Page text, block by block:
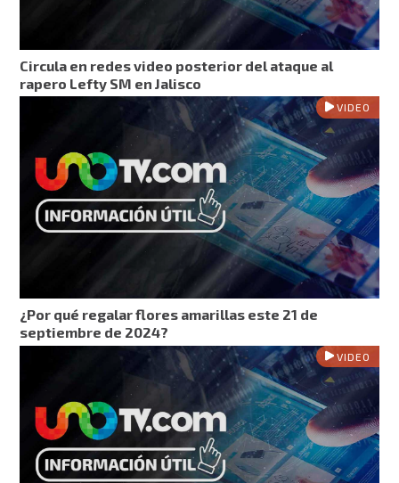
Circula en redes video posterior del ataque al
rapero Lefty SM en Jalisco
VIDEO
¿Por qué regalar flores amarillas este 21 de
septiembre de 2024?
VIDEO